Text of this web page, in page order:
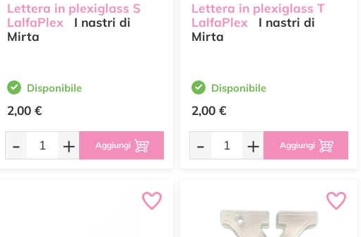
Lettera in plexiglass S
LalfaPlex
I nastri di
Mirta
Disponibile
2,00 €
- + Aggiungi
Lettera in plexiglass T
LalfaPlex
I nastri di
Mirta
Disponibile
2,00 €
- + Aggiungi